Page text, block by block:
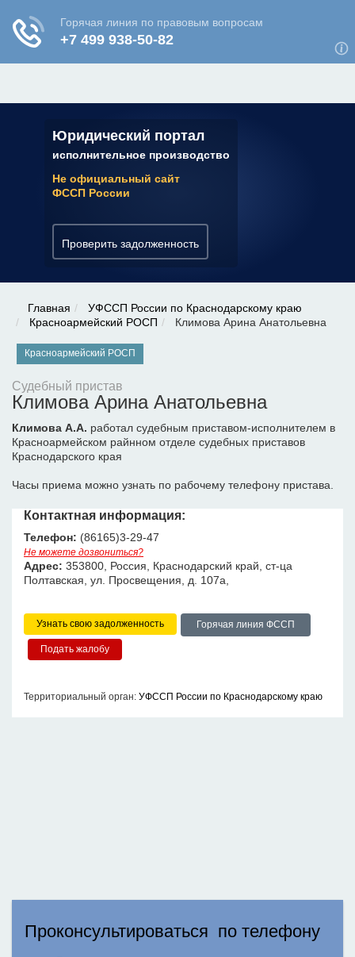
Юридический портал
исполнительное производство
Не официальный сайт
ФССП России
Проверить задолженность
✆ 7 (800) 350-22-64
Главная
УФССП России по Краснодарскому краю
Красноармейский РОСП
Климова Арина Анатольевна
Красноармейский РОСП
Судебный пристав
Климова Арина Анатольевна
Климова А.А. работал судебным приставом-исполнителем в
Красноармейском райнном отделе судебных приставов
Краснодарского края
Часы приема можно узнать по рабочему телефону пристава.
Контактная информация:
Телефон: (86165)3-29-47
Не можете дозвониться?
Адрес: 353800, Россия, Краснодарский край, ст-ца
Полтавская, ул. Просвещения, д. 107а,
Узнать свою задолженность Горячая линия ФССП
Территориальный орган: УФССП России по Краснодарскому краю